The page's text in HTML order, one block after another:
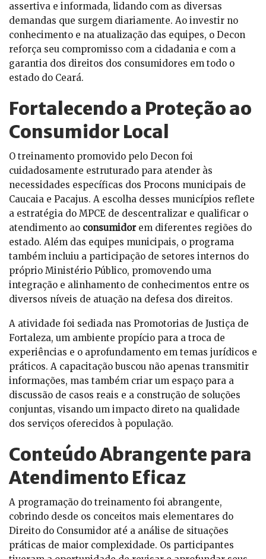
assertiva e informada, lidando com as diversas
demandas que surgem diariamente. Ao investir no
conhecimento e na atualização das equipes, o Decon
reforça seu compromisso com a cidadania e com a
garantia dos direitos dos consumidores em todo o
estado do Ceará.
Fortalecendo a Proteção ao
Consumidor Local
O treinamento promovido pelo Decon foi
cuidadosamente estruturado para atender às
necessidades específicas dos Procons municipais de
Caucaia e Pacajus. A escolha desses municípios reflete
a estratégia do MPCE de descentralizar e qualificar o
atendimento ao consumidorem diferentes regiões do
estado. Além das equipes municipais, o programa
também incluiu a participação de setores internos do
próprio Ministério Público, promovendo uma
integração e alinhamento de conhecimentos entre os
diversos níveis de atuação na defesa dos direitos.
A atividade foi sediada nas Promotorias de Justiça de
Fortaleza, um ambiente propício para a troca de
experiências e o aprofundamento em temas jurídicos e
práticos. A capacitação buscou não apenas transmitir
informações, mas também criar um espaço para a
discussão de casos reais e a construção de soluções
conjuntas, visando um impacto direto na qualidade
dos serviços oferecidos à população.
Conteúdo Abrangente para
Atendimento Eficaz
A programação do treinamento foi abrangente,
cobrindo desde os conceitos mais elementares do
Direito do Consumidor até a análise de situações
práticas de maior complexidade. Os participantes